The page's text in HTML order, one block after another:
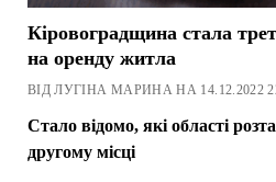
Кіровоградщина стала
на оренду житла
ВІД ЛУГІНА МАРИНА НА 14.12.2022
Стало відомо, які області
другому місці